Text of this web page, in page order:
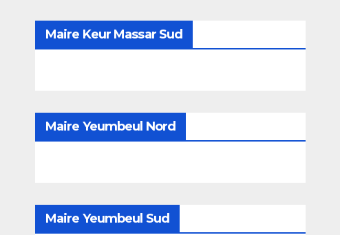
Maire Keur Massar Sud
Maire Yeumbeul Nord
Maire Yeumbeul Sud